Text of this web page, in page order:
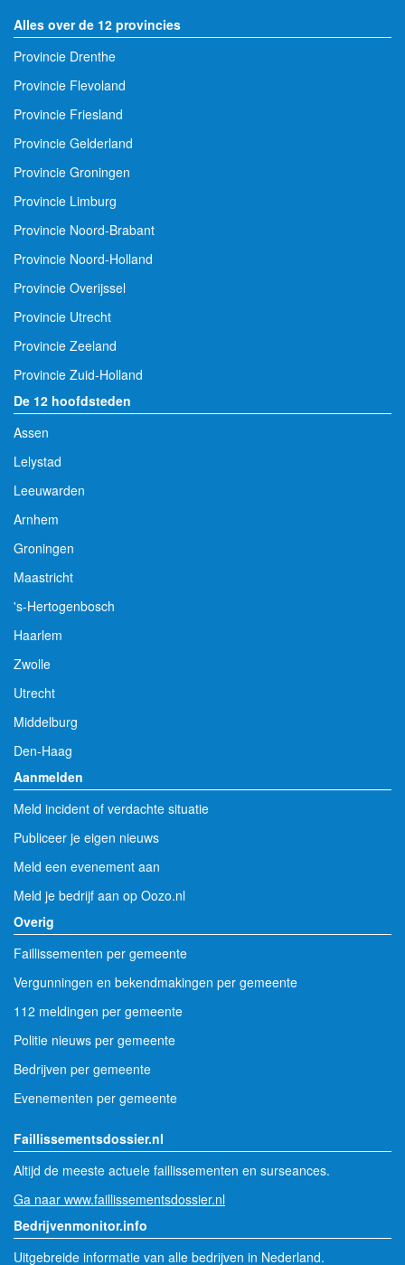
Alles over de 12 provincies
Provincie Drenthe
Provincie Flevoland
Provincie Friesland
Provincie Gelderland
Provincie Groningen
Provincie Limburg
Provincie Noord-Brabant
Provincie Noord-Holland
Provincie Overijssel
Provincie Utrecht
Provincie Zeeland
Provincie Zuid-Holland
De 12 hoofdsteden
Assen
Lelystad
Leeuwarden
Arnhem
Groningen
Maastricht
's-Hertogenbosch
Haarlem
Zwolle
Utrecht
Middelburg
Den-Haag
Aanmelden
Meld incident of verdachte situatie
Publiceer je eigen nieuws
Meld een evenement aan
Meld je bedrijf aan op Oozo.nl
Overig
Faillissementen per gemeente
Vergunningen en bekendmakingen per gemeente
112 meldingen per gemeente
Politie nieuws per gemeente
Bedrijven per gemeente
Evenementen per gemeente
Faillissementsdossier.nl
Altijd de meeste actuele faillissementen en surseances.
Ga naar www.faillissementsdossier.nl
Bedrijvenmonitor.info
Uitgebreide informatie van alle bedrijven in Nederland.